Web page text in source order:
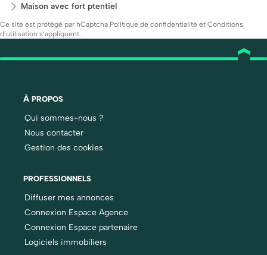
Maison avec fort ptentiel
Ce site est protégé par hCaptcha Politique de confidentialité et Conditions
d’utilisation s’appliquent.
À PROPOS
Qui sommes-nous ?
Nous contacter
Gestion des cookies
PROFESSIONNELS
Diffuser mes annonces
Connexion Espace Agence
Connexion Espace partenaire
Logiciels immobiliers